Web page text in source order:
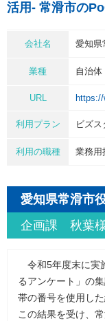
活用- 常滑市の
会社名 愛知県
業種 自治体
URL
利用プラン ビズス
利用の職種 業務用
愛知県常滑市
企画課 秋葉
令和5年度末に実
るアンケート」の
帯の番号を使用し
この結果を受け、